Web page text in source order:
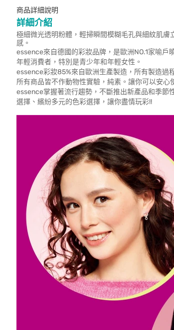
商品詳細說明
詳細介紹
極細微光透明粉體，輕掃瞬間模糊毛孔與細紋肌
感。
essence來自德國的彩妝品牌，是歐洲NO.1家喻
年輕消費者，特別是青少年和年輕女性。
essence彩妝85%來自歐洲生產製造，所有製造過
所有商品皆不作動物性實驗，純素。讓你可以安心
essence掌握著流行趨勢，不斷推出新產品和季節
選擇、繽紛多元的色彩選擇，讓你盡情玩彩!!